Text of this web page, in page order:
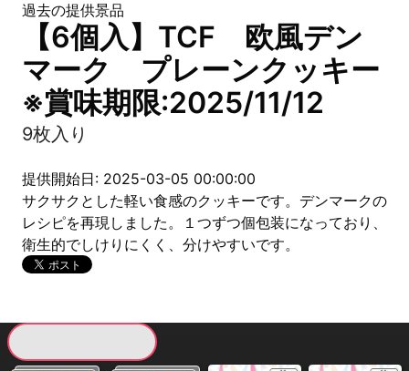
過去の提供景品
【6個入】TCF 欧風デン
マーク プレーンクッキー
※賞味期限:2025/11/12
9枚入り
提供開始日: 2025-03-05 00:00:00
サクサクとした軽い食感のクッキーです。デンマークの
レシピを再現しました。１つずつ個包装になっており、
衛生的でしけりにくく、分けやすいです。